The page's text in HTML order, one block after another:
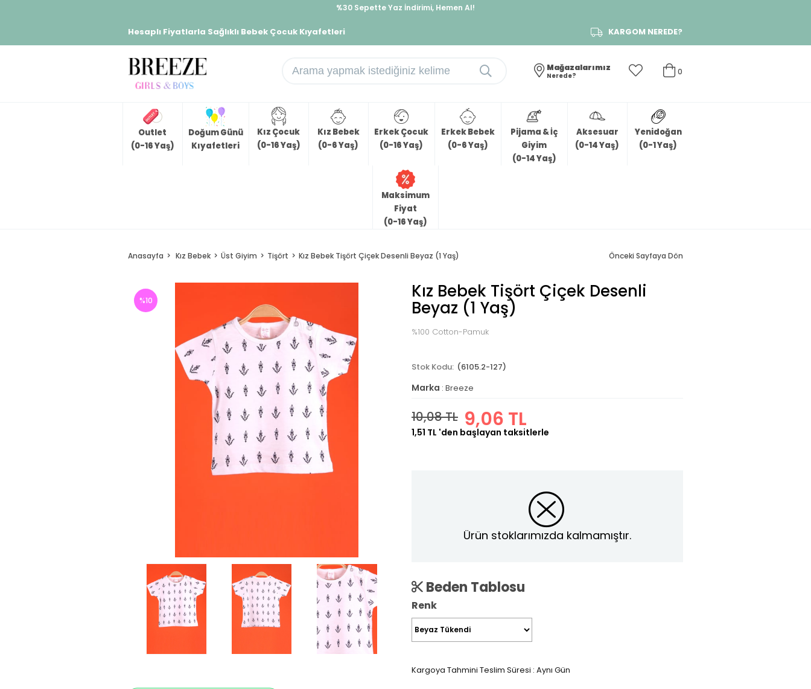
%30 Sepette Yaz İndirimi, Hemen Al!
Hesaplı Fiyatlarla Sağlıklı Bebek Çocuk Kıyafetleri KARGOM NEREDE?
0
Mağazalarımız
Nerede?
Outlet
(0-16 Yaş)
Doğum Günü
Kıyafetleri
Kız Çocuk
(0-16 Yaş)
Kız Bebek
(0-6 Yaş)
Erkek Çocuk
(0-16 Yaş)
Erkek Bebek
(0-6 Yaş)
Pijama & İç
Giyim
(0-14 Yaş)
Aksesuar
(0-14 Yaş)
Yenidoğan
(0-1 Yaş)
Maksimum
Fiyat
(0-16 Yaş)
Anasayfa Kız Bebek Üst Giyim Tişört Kız Bebek Tişört Çiçek Desenli Beyaz (1 Yaş) Önceki Sayfaya Dön
%10 Kız Bebek Tişört Çiçek Desenli
Beyaz (1 Yaş)
%100 Cotton-Pamuk
(6105.2-127)
Marka : Breeze
10,08 TL 9,06 TL
1,51 TL 'den başlayan taksitlerle
Ürün stoklarımızda kalmamıştır.
Beden Tablosu
Renk
Kargoya Tahmini Teslim Süresi : Aynı Gün